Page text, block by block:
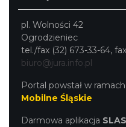
pl. Wolności 42
Ogrodzieniec
tel./fax (32) 673-33-64,
biuro@jura.info.pl
Portal powstał w
Mobilne Śląskie
Darmowa aplikacja